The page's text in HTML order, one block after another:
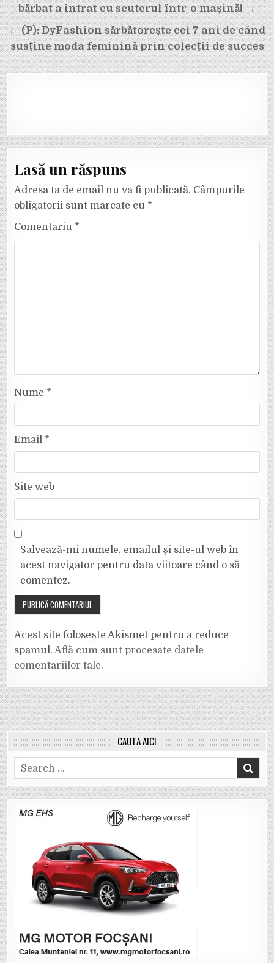
în
articole
bărbat a intrat cu scuterul într-o mașină! →
← (P): DyFashion sărbătorește cei 7 ani de când
susține moda feminină prin colecții de succes
Lasă un răspuns
Adresa ta de email nu va fi publicată. Câmpurile
obligatorii sunt marcate cu *
Comentariu *
Nume *
Email *
Site web
Salvează-mi numele, emailul și site-ul web în
acest navigator pentru data viitoare când o să
comentez.
Acest site folosește Akismet pentru a reduce
spamul.Află cum sunt procesate datele
comentariilor tale.
CAUTĂ AICI
Search
for: